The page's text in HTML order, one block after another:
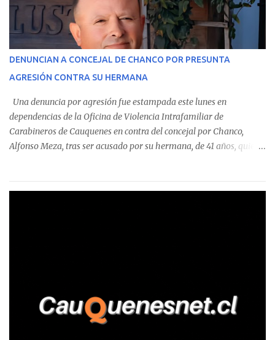
En el detalle regional, se indica que en la comuna de Cauquenes se
identificó a cuatro funcionarios involucrados en este tipo de
operaciones. Asimismo, se precisa que uno de los casos
corresponde a un funcionario de la Municipalidad de Chanco,
detectaron incumplimientos a la normativa vigente. El informe
precisa que la mayor cantidad de dinero apostado se registró en
Talca, donde...
DENUNCIAN A CONCEJAL DE CHANCO POR PRESUNTA
AGRESIÓN CONTRA SU HERMANA
Una denuncia por agresión fue estampada este lunes en
dependencias de la Oficina de Violencia Intrafamiliar de
Carabineros de Cauquenes en contra del concejal por Chanco,
Alfonso Meza, tras ser acusado por su hermana, de 41 años, quien
relató que los hechos ocurrieron cerca de las 11:30 horas en el
trabajadores, el edil descendió del vehículo y, en medio de la
confrontación, la habría tomado de los hombros, empujado al
suelo y agredido con golpes de pies y manos, mientr...